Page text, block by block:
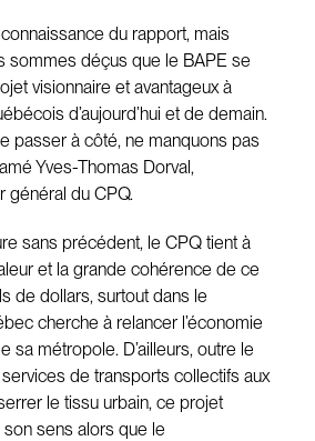
du rapport, mais
sommes déçus que le BAPE se
visionnaire et avantageux à
d’aujourd’hui et de demain.
passer à côté, ne manquons pas
Yves-Thomas Dorval,
général du CPQ.
sans précédent, le CPQ tient à
et la grande cohérence de ce
de dollars, surtout dans le
cherche à relancer l’économie
sa métropole. D’ailleurs, outre le
services de transports collectifs aux
le tissu urbain, ce projet
sens alors que le